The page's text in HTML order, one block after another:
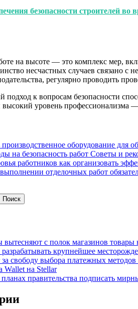
безопасности строителей
на высоте — это комплекс мер,
несчастных случаев связано
регулярно проводить
подход к вопросам безопасности
уровень профессионализма
оборудование для
на безопасность работ Советы и
работников как организовать
отделочных работ
Поиск
с полок магазинов товары
крупнейшее
свободу выбора платежных методов
Wallet на Stellar
правительства подписать